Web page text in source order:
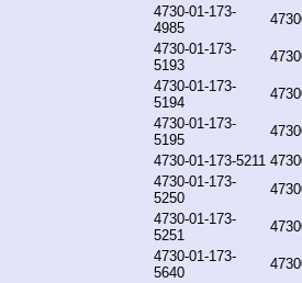
4730-01-173-
4985
4730-01-173-
5193
4730-01-173-
5194
4730-01-173-
5195
4730-01-173-5211
4730-01-173-
5250
4730-01-173-
5251
4730-01-173-
5640